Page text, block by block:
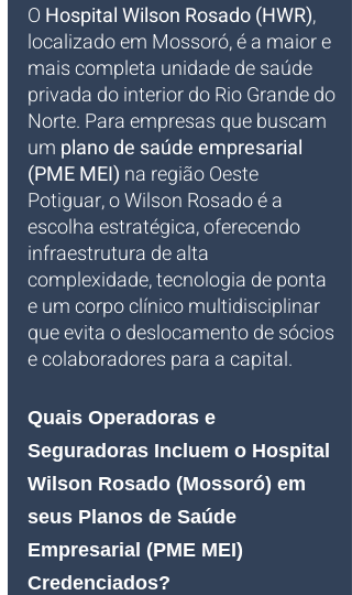
O Hospital Wilson Rosado (HWR),
localizado em Mossoró, é a maior e
mais completa unidade de saúde
privada do interior do Rio Grande do
Norte. Para empresas que buscam
um plano de saúde empresarial
(PME MEI) na região Oeste
Potiguar, o Wilson Rosado é a
escolha estratégica, oferecendo
infraestrutura de alta
complexidade, tecnologia de ponta
e um corpo clínico multidisciplinar
que evita o deslocamento de sócios
e colaboradores para a capital.
Quais Operadoras e
Seguradoras Incluem o Hospital
Wilson Rosado (Mossoró) em
seus Planos de Saúde
Empresarial (PME MEI)
Credenciados?